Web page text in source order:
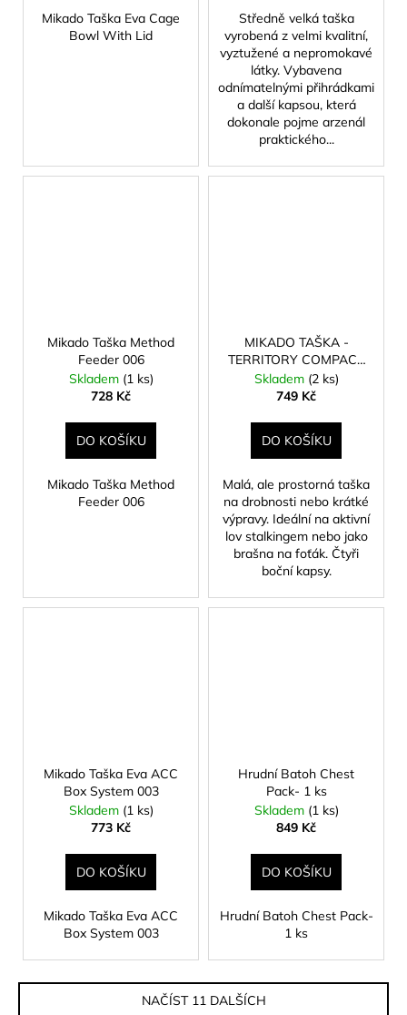
Mikado Taška Eva Cage
Bowl With Lid
Středně velká taška
vyrobená z velmi kvalitní,
vyztužené a nepromokavé
látky. Vybavena
odnímatelnými přihrádkami
a další kapsou, která
dokonale pojme arzenál
praktického...
Mikado Taška Method
Feeder 006
Skladem (1 ks)
728 Kč
DO KOŠÍKU
Mikado Taška Method
Feeder 006
MIKADO TAŠKA -
TERRITORY COMPACT
(45x25x25cm)
Skladem (2 ks)
749 Kč
DO KOŠÍKU
Malá, ale prostorná taška
na drobnosti nebo krátké
výpravy. Ideální na aktivní
lov stalkingem nebo jako
brašna na foťák. Čtyři
boční kapsy.
Mikado Taška Eva ACC
Box System 003
Skladem (1 ks)
773 Kč
DO KOŠÍKU
Mikado Taška Eva ACC
Box System 003
Hrudní Batoh Chest
Pack- 1 ks
Skladem (1 ks)
849 Kč
DO KOŠÍKU
Hrudní Batoh Chest Pack-
1 ks
NAČÍST 11 DALŠÍCH